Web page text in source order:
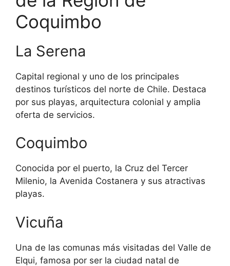
Coquimbo
La Serena
Capital regional y uno de los principales
destinos turísticos del norte de Chile. Destaca
por sus playas, arquitectura colonial y amplia
oferta de servicios.
Coquimbo
Conocida por el puerto, la Cruz del Tercer
Milenio, la Avenida Costanera y sus atractivas
playas.
Vicuña
Una de las comunas más visitadas del Valle de
Elqui, famosa por ser la ciudad natal de